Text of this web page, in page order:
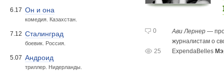
6.17 Он и она
комедия. Казахстан.
7.12 Сталинград
боевик. Россия.
5.07 Андроид
триллер. Нидерланды.
0
25
Ави Лернер—
журналистам о
ExpendaBelles